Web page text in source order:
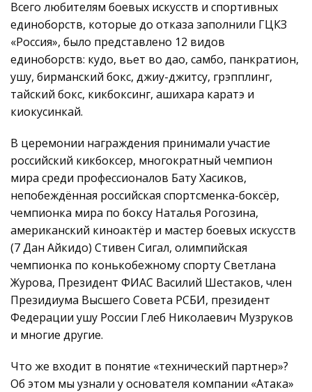
Всего любителям боевых искусств и спортивных
единоборств, которые до отказа заполнили ГЦКЗ
«Россия», было представлено 12 видов
единоборств: кудо, вьет во дао, самбо, панкратион,
ушу, бирманский бокс, джиу-джитсу, грэпплинг,
тайский бокс, кикбоксинг, ашихара каратэ и
киокусинкай.
В церемонии награждения принимали участие
российский кикбоксер, многократный чемпион
мира среди профессионалов Бату Хасиков,
непобеждённая российская спортсменка-боксёр,
чемпионка мира по боксу Наталья Рогозина,
американский киноактёр и мастер боевых искусств
(7 Дан Айкидо) Стивен Сигал, олимпийская
чемпионка по конькобежному спорту Светлана
Журова, Президент ФИАС Василий Шестаков, член
Президиума Высшего Совета РСБИ, президент
Федерации ушу России Глеб Николаевич Музруков
и многие другие.
Что же входит в понятие «технический партнер»?
Об этом мы узнали у основателя компании «Атака»